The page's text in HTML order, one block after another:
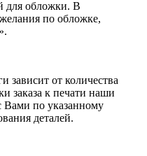
для обложки. В
по обложке,
зависит от количества
заказа к печати наши
Вами по указанному
деталей.